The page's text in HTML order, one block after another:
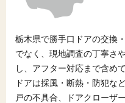
栃木県で勝手口ドアの交換
でなく、現地調査の丁寧さ
し、アフター対応まで含め
ドアは採風・断熱・防犯な
戸の不具合、ドアクローザ